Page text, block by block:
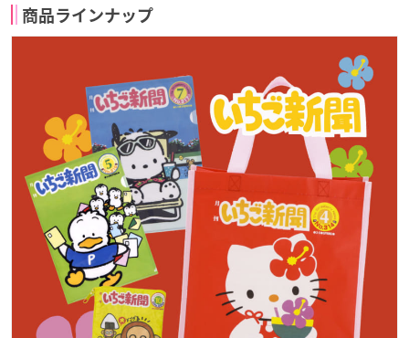
商品ラインナップ